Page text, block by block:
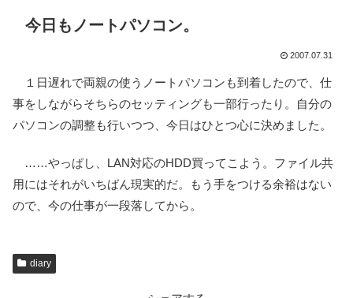
今日もノートパソコン。
2007.07.31
１日遅れで両親の使うノートパソコンも到着したので、仕
事をしながらそちらのセッティングも一部行ったり。自分の
パソコンの調整も行いつつ、今日はひとつ心に決めました。
……やっぱし、LAN対応のHDD買ってこよう。ファイル共
用にはそれがいちばん現実的だ。もう手をつける余裕はない
ので、今の仕事が一段落してから。
diary